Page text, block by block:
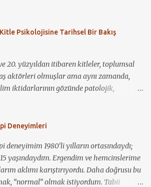
durumlardan. Filmdeki
alanı hâline gelmiştir (Riessman ve
külliyatı ortaya çıkmıştır. Bununla
bir alana yönelik yetkin bir inceleme
alınarak, bu yazıda alanın
tarafından çeşitli anlamlarda
Psikolojisine Tarihsel Bir Bakış
20. yüzyıldan itibaren kitleler, toplumsal
aktörleri olmuşlar ama aynı zamanda,
iktidarlarının gözünde patolojik,
Deneyimleri
deneyimim 1980’li yılların ortasındaydı;
yaşındaydım. Ergendim ve hemcinslerime
aklımı karıştırıyordu. Daha doğrusu bu
“normal” olmak istiyordum. Tabii